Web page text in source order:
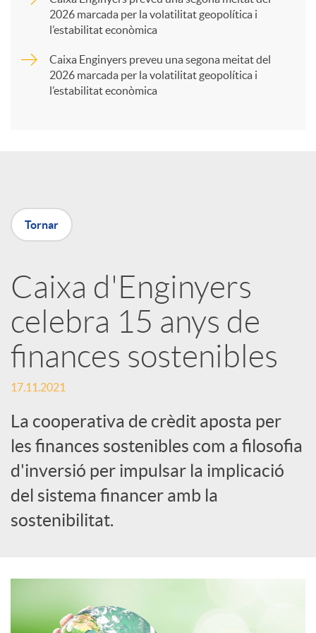
X
r
x
e
s
S
o
c
i
2026 marcada per la volatilitat geopolítica i
l’estabilitat econòmica
Caixa Enginyers preveu una segona meitat del
2026 marcada per la volatilitat geopolítica i
l’estabilitat econòmica
Tornar
Caixa d'Enginyers
celebra 15 anys de
finances sostenibles
17.11.2021
La cooperativa de crèdit aposta per
les finances sostenibles com a filosofia
d'inversió per impulsar la implicació
del sistema financer amb la
sostenibilitat.